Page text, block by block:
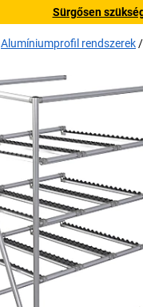
Sürgősen
Alumíniumprofil rendszerek